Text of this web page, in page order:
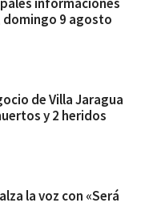
informaciones
domingo 9 agosto
de Villa Jaragua
y 2 heridos
la voz con «Será